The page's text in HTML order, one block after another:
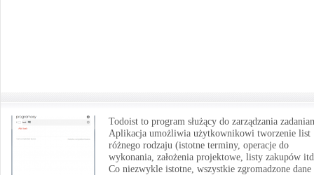
Todoist to program służący do zarządzania
Aplikacja umożliwia użytkownikowi tworzenie list
różnego rodzaju (istotne terminy, operacje do
wykonania, założenia projektowe, listy zakupów
Co niezwykle istotne, wszystkie zgromadzone dane